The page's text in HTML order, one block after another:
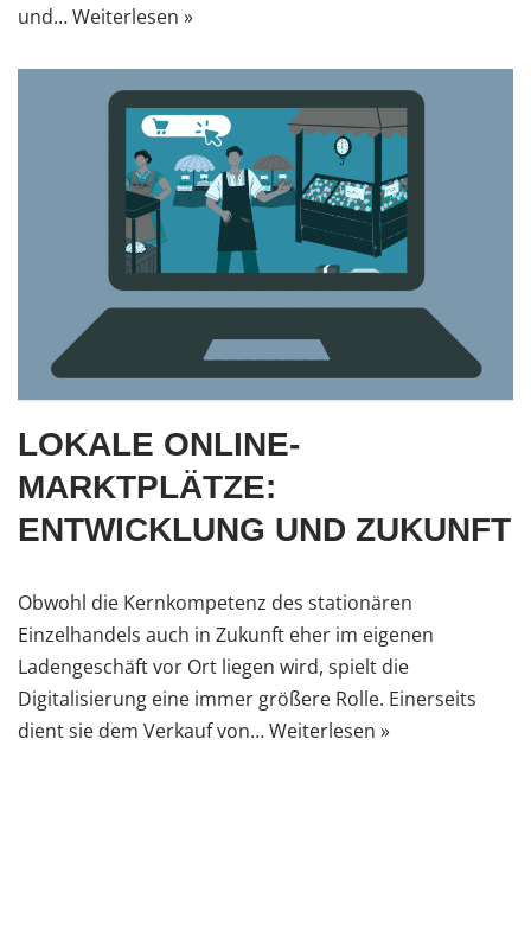
und…Weiterlesen »
LOKALE ONLINE-
MARKTPLÄTZE:
ENTWICKLUNG UND ZUKUNFT
Obwohl die Kernkompetenz des stationären
Einzelhandels auch in Zukunft eher im eigenen
Ladengeschäft vor Ort liegen wird, spielt die
Digitalisierung eine immer größere Rolle. Einerseits
dient sie dem Verkauf von…Weiterlesen »